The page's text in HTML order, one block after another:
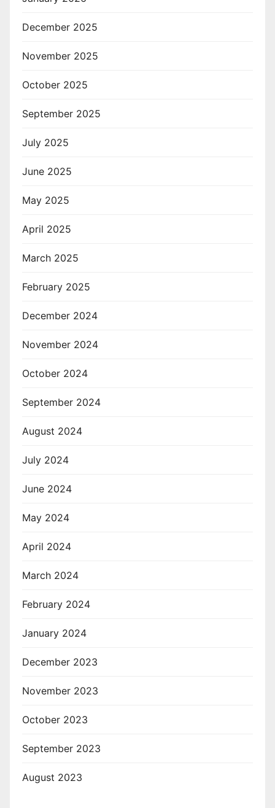
December 2025
November 2025
October 2025
September 2025
July 2025
June 2025
May 2025
April 2025
March 2025
February 2025
December 2024
November 2024
October 2024
September 2024
August 2024
July 2024
June 2024
May 2024
April 2024
March 2024
February 2024
January 2024
December 2023
November 2023
October 2023
September 2023
August 2023